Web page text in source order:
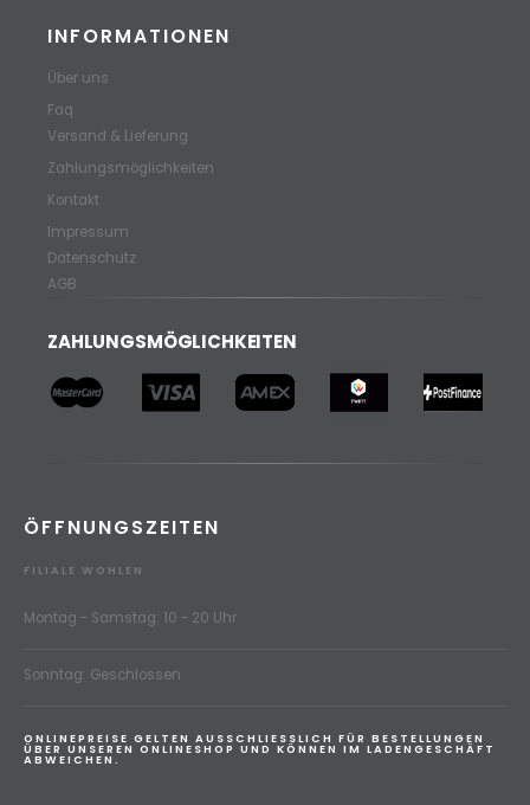
INFORMATIONEN
Über uns
Faq
Versand & Lieferung
Zahlungsmöglichkeiten
Kontakt
Impressum
Datenschutz
AGB
ZAHLUNGSMÖGLICHKEITEN
ÖFFNUNGSZEITEN
FILIALE WOHLEN
Montag - Samstag: 10 - 20 Uhr
Sonntag: Geschlossen
ONLINEPREISE GELTEN AUSSCHLIESSLICH FÜR BESTELLUNGEN
ÜBER UNSEREN ONLINESHOP UND KÖNNEN IM LADENGESCHÄFT
ABWEICHEN.